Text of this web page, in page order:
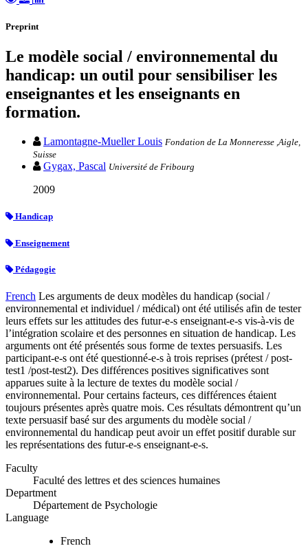
Preprint
Le modèle social / environnemental du
handicap: un outil pour sensibiliser les
enseignantes et les enseignants en
formation.
Lamontagne-Mueller Louis Fondation de La Monneresse ,Aigle,
Suisse
Gygax, Pascal Université de Fribourg
2009
Handicap
Enseignement
Pédagogie
French Les arguments de deux modèles du handicap (social /
environnemental et individuel / médical) ont été utilisés afin de tester
leurs effets sur les attitudes des futur-e-s enseignant-e-s vis-à-vis de
l’intégration scolaire et des personnes en situation de handicap. Les
arguments ont été présentés sous forme de textes persuasifs. Les
participant-e-s ont été questionné-e-s à trois reprises (prétest / post-
test1 /post-test2). Des différences positives significatives sont
apparues suite à la lecture de textes du modèle social /
environnemental. Pour certains facteurs, ces différences étaient
toujours présentes après quatre mois. Ces résultats démontrent qu’un
texte persuasif basé sur des arguments du modèle social /
environnemental du handicap peut avoir un effet positif durable sur
les représentations des futur-e-s enseignant-e-s.
Faculty
Faculté des lettres et des sciences humaines
Department
Département de Psychologie
Language
French